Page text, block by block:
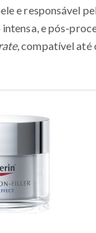
e responsável
e pós-
, compatível até